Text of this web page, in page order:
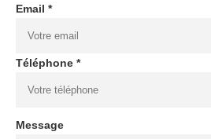
Email *
Téléphone *
Message